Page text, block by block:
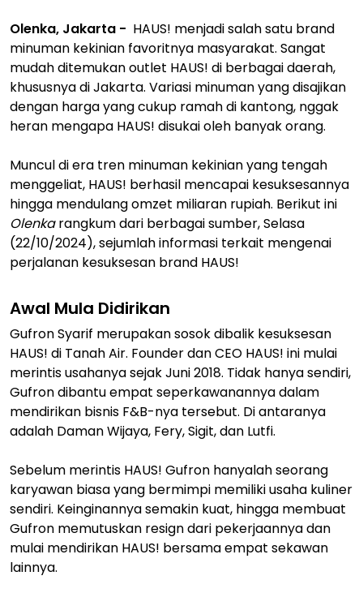
Olenka, Jakarta - HAUS! menjadi salah satu brand
minuman kekinian favoritnya masyarakat. Sangat
mudah ditemukan outlet HAUS! di berbagai daerah,
khususnya di Jakarta. Variasi minuman yang disajikan
dengan harga yang cukup ramah di kantong, nggak
heran mengapa HAUS! disukai oleh banyak orang.
Muncul di era tren minuman kekinian yang tengah
menggeliat, HAUS! berhasil mencapai kesuksesannya
hingga mendulang omzet miliaran rupiah. Berikut ini
Olenkarangkum dari berbagai sumber, Selasa
(22/10/2024), sejumlah informasi terkait mengenai
perjalanan kesuksesan brand HAUS!
Awal Mula Didirikan
Gufron Syarif merupakan sosok dibalik kesuksesan
HAUS! di Tanah Air. Founder dan CEO HAUS! ini mulai
merintis usahanya sejak Juni 2018. Tidak hanya sendiri,
Gufron dibantu empat seperkawanannya dalam
mendirikan bisnis F&B-nya tersebut. Di antaranya
adalah Daman Wijaya, Fery, Sigit, dan Lutfi.
Sebelum merintis HAUS! Gufron hanyalah seorang
karyawan biasa yang bermimpi memiliki usaha kuliner
sendiri. Keinginannya semakin kuat, hingga membuat
Gufron memutuskan resign dari pekerjaannya dan
mulai mendirikan HAUS! bersama empat sekawan
lainnya.